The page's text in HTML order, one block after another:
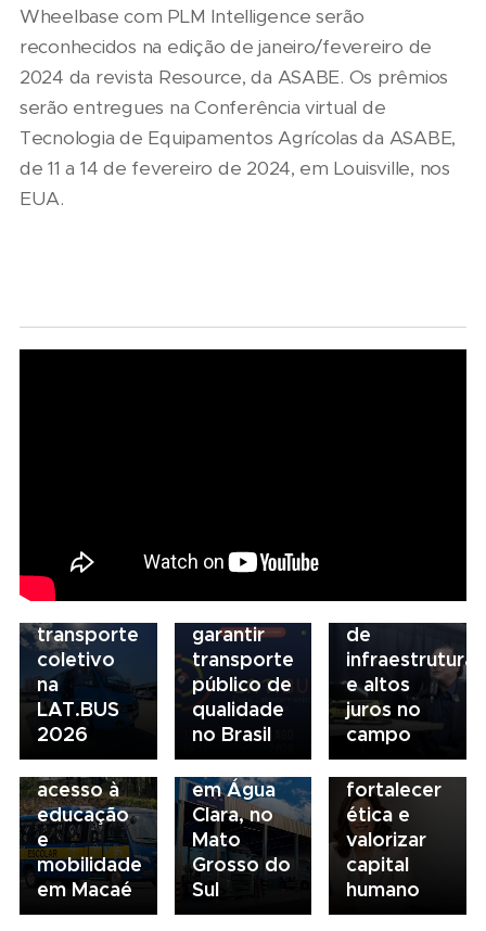
Wheelbase com PLM Intelligence serão
reconhecidos na edição de janeiro/fevereiro de
2024 da revista Resource, da ASABE. Os prêmios
serão entregues na Conferência virtual de
Tecnologia de Equipamentos Agrícolas da ASABE,
de 11 a 14 de fevereiro de 2024, em Louisville, nos
EUA.
financiamento
do
transporte
coletivo
na
LAT.BUS
2026
de
para
garantir
transporte
público de
qualidade
no Brasil
gargalos
de
infraestrutura
e altos
juros no
campo
04/08/2026
Renovação
da frota
escolar
fortalece
acesso à
educação
e
mobilidade
em Macaé
03/08/2026
Volvo
inaugura
concessionária
em Água
Clara, no
Mato
Grosso do
Sul
transporte:
BRT
Sorocaba
utiliza
compliance
para
fortalecer
ética e
valorizar
capital
humano